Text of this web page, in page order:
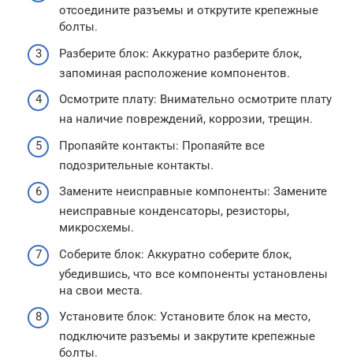
отсоедините разъемы и открутите крепежные
болты.
Разберите блок: Аккуратно разберите блок,
запоминая расположение компонентов.
Осмотрите плату: Внимательно осмотрите плату
на наличие повреждений, коррозии, трещин.
Пропаяйте контакты: Пропаяйте все
подозрительные контакты.
Замените неисправные компоненты: Замените
неисправные конденсаторы, резисторы,
микросхемы.
Соберите блок: Аккуратно соберите блок,
убедившись, что все компоненты установлены
на свои места.
Установите блок: Установите блок на место,
подключите разъемы и закрутите крепежные
болты.